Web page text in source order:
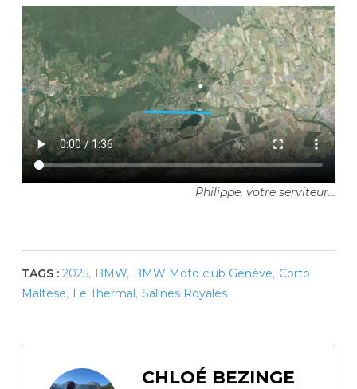
Philippe, votre serviteur…
TAGS : 2025, BMW, BMW Moto club Genève, Corto
Maltese, Le Thermal, Salines Royales
CHLOÉ BEZINGE